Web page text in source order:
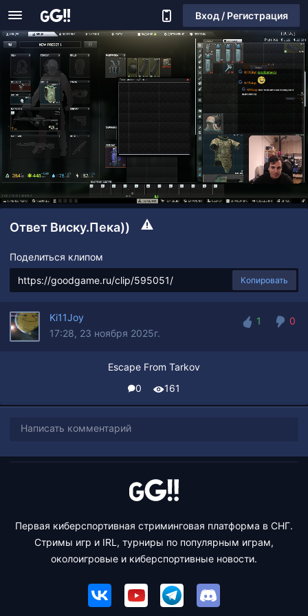
Вход / Регистрация
Ответ Виску.Пека))
Поделиться клипом
Копировать
Ki11Joy
17:28, 23 ноября 2025г.
1
0
Escape From Tarkov
0
161
Написать комментарий
Первая киберспортивная стриминговая платформа в СНГ.
Стримы игр и IRL, турниры по популярным играм,
околоигровые и киберспортивные новости.